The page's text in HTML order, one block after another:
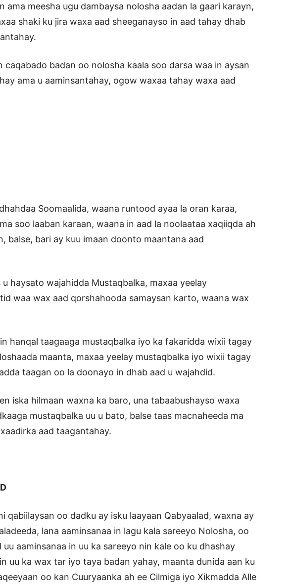
ama meesha ugu dambaysa nolosha aadan la gaari karayn,
shaki ku jira waxa aad sheeganayso in aad tahay dhab
caqabado badan oo nolosha kaala soo darsa waa in aysan
ama u aaminsantahay, ogow waxaa tahay waxa aad
Soomaalida, waana runtood ayaa la oran karaa,
soo laaban karaan, waana in aad la noolaataa xaqiiqda ah
balse, bari ay kuu imaan doonto maantana aad
haysato wajahidda Mustaqbalka, maxaa yeelay
waa wax aad qorshahooda samaysan karto, waana wax
hanqal taagaaga mustaqbalka iyo ka fakaridda wixii tagay
maanta, maxaa yeelay mustaqbalka iyo wixii tagay
taagan oo la doonayo in dhab aad u wajahdid.
iska hilmaan waxna ka baro, una tabaabushayso waxa
mustaqbalka uu u bato, balse taas macnaheeda ma
aad taagantahay.
qabiilaysan oo dadku ay isku laayaan Qabyaalad, waxna ay
lana aaminsanaa in lagu kala sareeyo Nolosha, oo
aaminsanaa in uu ka sareeyo nin kale oo ku dhashay
uu ka wax tar iyo taya badan yahay, maanta dunida aan ku
oo kan Cuuryaanka ah ee Cilmiga iyo Xikmadda Alle